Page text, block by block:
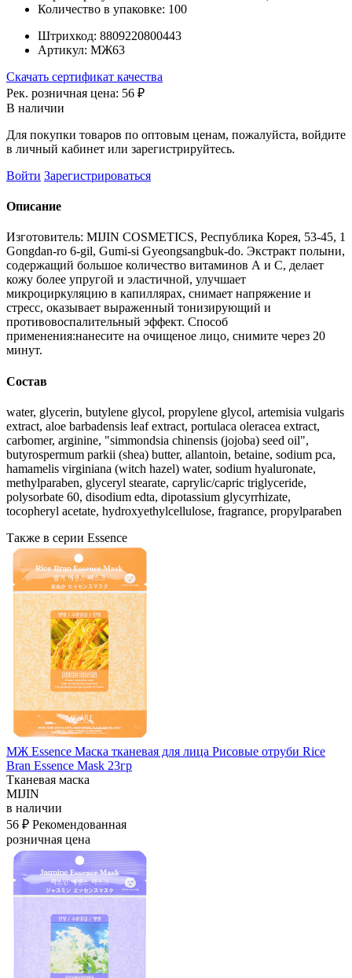
Количество в упаковке: 100
Штрихкод: 8809220800443
Артикул: МЖ63
Скачать сертификат качества
Рек. розничная цена: 56 ₽
В наличии
Для покупки товаров по оптовым ценам, пожалуйста, войдите
в личный кабинет или зарегистрируйтесь.
Войти Зарегистрироваться
Описание
Изготовитель: MIJIN COSMETICS, Республика Корея, 53-45, 1
Gongdan-ro 6-gil, Gumi-si Gyeongsangbuk-do. Экстракт полыни,
содержащий большое количество витаминов А и С, делает
кожу более упругой и эластичной, улучшает
микроциркуляцию в капиллярах, снимает напряжение и
стресс, оказывает выраженный тонизирующий и
противовоспалительный эффект. Способ
применения:нанесите на очищеное лицо, снимите через 20
минут.
Состав
water, glycerin, butylene glycol, propylene glycol, artemisia vulgaris
extract, aloe barbadensis leaf extract, portulaca oleracea extract,
carbomer, arginine, "simmondsia chinensis (jojoba) seed oil",
butyrospermum parkii (shea) butter, allantoin, betaine, sodium pca,
hamamelis virginiana (witch hazel) water, sodium hyaluronate,
methylparaben, glyceryl stearate, caprylic/capric triglyceride,
polysorbate 60, disodium edta, dipotassium glycyrrhizate,
tocopheryl acetate, hydroxyethylcellulose, fragrance, propylparaben
Также в серии Essence
МЖ Essence Маска тканевая для лица Рисовые отруби Rice
Bran Essence Mask 23гр
Тканевая маска
MIJIN
в наличии
56 ₽ Рекомендованная
розничная цена